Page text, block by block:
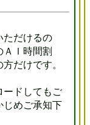
だけるの
Ｉ時間割
だけです。
ドしてもご
じめご承知下